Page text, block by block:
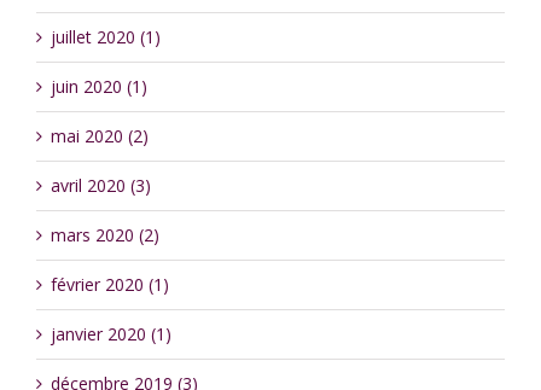
juillet 2020 (1)
juin 2020 (1)
mai 2020 (2)
avril 2020 (3)
mars 2020 (2)
février 2020 (1)
janvier 2020 (1)
décembre 2019 (3)